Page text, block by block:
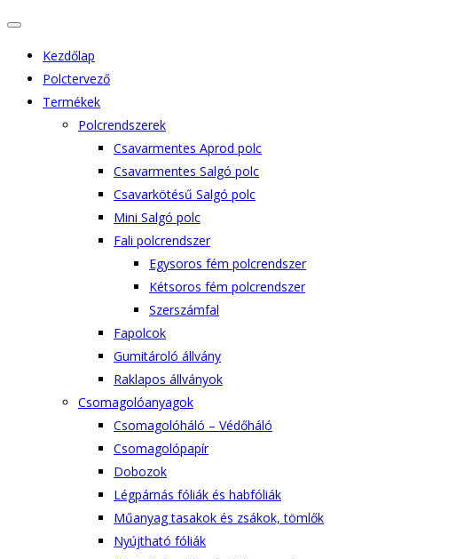
Kezdőlap
Polctervező
Termékek
Polcrendszerek
Csavarmentes Aprod polc
Csavarmentes Salgó polc
Csavarkötésű Salgó polc
Mini Salgó polc
Fali polcrendszer
Egysoros fém polcrendszer
Kétsoros fém polcrendszer
Szerszámfal
Fapolcok
Gumitároló állvány
Raklapos állványok
Csomagolóanyagok
Csomagolóháló – Védőháló
Csomagolópapír
Dobozok
Légpárnás fóliák és habfóliák
Műanyag tasakok és zsákok, tömlők
Nyújtható fóliák